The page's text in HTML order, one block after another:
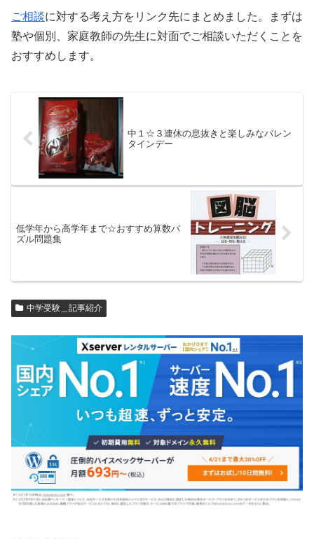
ご相談に対する考え方をリンク先にまとめました。まずは
塾や個別、家庭教師の先生に対面でご相談いただくことを
おすすめします。
中１☆３連休の息抜きと楽しみなバレン
タインデー
低学年から高学年まで☆おすすめ算数パ
ズル問題集
中学受験＿記事紹介